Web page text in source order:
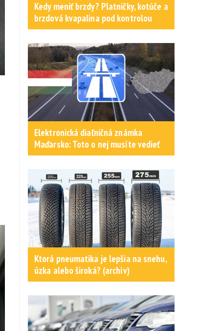
Kedy meniť brzdy? Platničky, kotúče a
brzdová kvapalina pod kontrolou
Elektronická diaľničná známka
Maďarsko: Toto o nej musíte vedieť
Ktorá pneumatika je lepšia na snehu,
úzka alebo široká? (archív)